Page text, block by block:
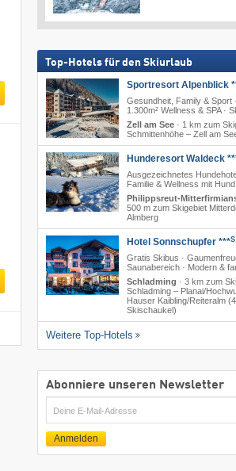
Top-Hotels für den Skiurlaub
Sportresort Alpenblick
Gesundheit, Family & Sport ·
1.300m² Wellness & SPA ·
Zell am See · 1 km zum
Schmittenhöhe – Zell am
Hunderesort Waldeck
Ausgezeichnetes
Familie & Wellness mit Hund
Philippsreut-
500 m zum Skigebiet
Almberg
Hotel Sonnschupfer ***S
Gratis Skibus ·
Saunabereich · Modern &
Schladming · 3 km zum
Schladming – Planai/​
Hauser Kaibling/​Reiteralm
Skischaukel)
Weitere Top-Hotels
Abonniere unseren Newsletter
E-
Mail
Anmelden